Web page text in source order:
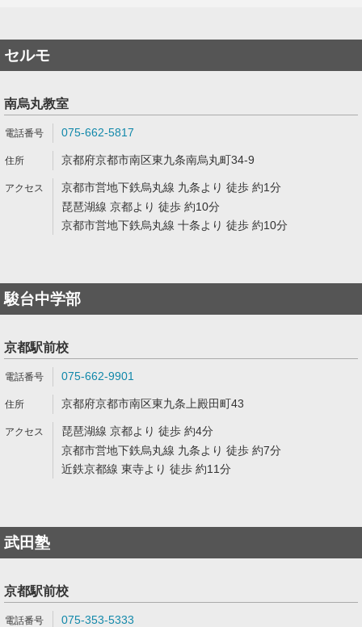
セルモ
南烏丸教室
075-662-5817
京都府京都市南区東九条南烏丸町34-9
京都市営地下鉄烏丸線 九条より 徒歩 約1分
琵琶湖線 京都より 徒歩 約10分
京都市営地下鉄烏丸線 十条より 徒歩 約10分
駿台中学部
京都駅前校
075-662-9901
京都府京都市南区東九条上殿田町43
琵琶湖線 京都より 徒歩 約4分
京都市営地下鉄烏丸線 九条より 徒歩 約7分
近鉄京都線 東寺より 徒歩 約11分
武田塾
京都駅前校
075-353-5333